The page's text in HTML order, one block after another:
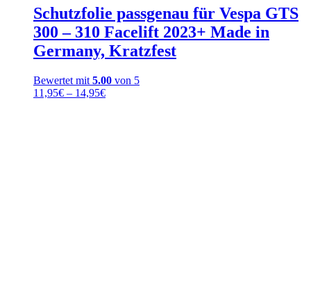
Schutzfolie passgenau für Vespa GTS
300 – 310 Facelift 2023+ Made in
Germany, Kratzfest
Bewertet mit 5.00 von 5
11,95€ – 14,95€Preisspanne: